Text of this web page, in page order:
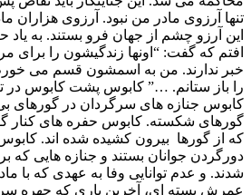
تنها آرزوی مادر من نبود. آرزوی هزاران
این آرزو چشم از جهان فرو بستند. به
افتم که گفت: “اونها زندگیشون را برای
خبر ندارند. من به اسمشون قسم می
را باز ستانم. …” کابوس پشت کابوس در
کابوس جنازه های سرگردان در گورهای
گورهای شکسته. کابوس حفره های کنار
که از گورها بیرون کشیده شده اند.
دورگردن جوانان بستند و جنازه هایی
شدند. و عدم توانایی وفا به عهدی که با
عمرش بسته ای، آخرین باری که چهره